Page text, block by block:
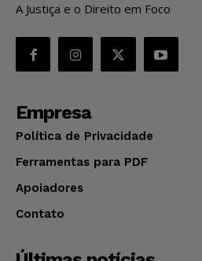
A Justiça e o Direito em Foco
Empresa
Política de Privacidade
Ferramentas para PDF
Apoiadores
Contato